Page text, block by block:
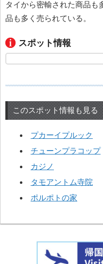
タイから密輸された商品も
品も多く売られている。
スポット情報
このスポット情報も見る
プカーイプルック
チューンプラコップ
カジノ
タモアントム寺院
ポルポトの家